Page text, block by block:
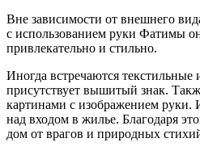
Вне зависимости от внешнего
с использованием руки Фатимы
привлекательно и стильно.
Иногда встречаются текстильные
присутствует вышитый знак.
картинами с изображением руки.
над входом в жилье. Благодаря
дом от врагов и природных